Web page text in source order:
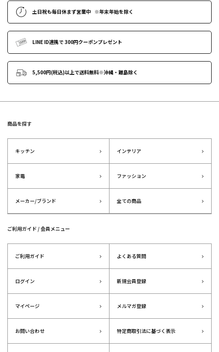
土日祝も毎日休まず営業中 ※年末年始を除く
LINE ID連携で300円クーポンプレゼント
5,500円(税込)以上で送料無料※沖縄・離島除く
商品を探す
キッチン インテリア
家電 ファッション
メーカー/ブランド 全ての商品
ご利用ガイド / 会員メニュー
ご利用ガイド よくある質問
ログイン 新規会員登録
マイページ メルマガ登録
お問い合わせ 特定商取引法に基づく表示